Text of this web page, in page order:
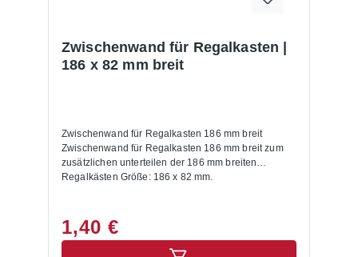
Zwischenwand für Regalkasten |
186 x 82 mm breit
Zwischenwand für Regalkasten 186 mm breit
Zwischenwand für Regalkasten 186 mm breit zum
zusätzlichen unterteilen der 186 mm breiten
Regalkästen Größe: 186 x 82 mm.
1,40 €